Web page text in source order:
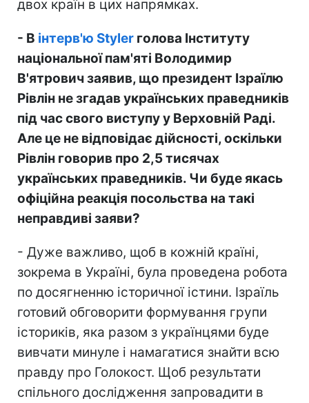
двох країн в цих напрямках.
- В інтерв'ю Styler голова Інституту
національної пам'яті Володимир
В'ятрович заявив, що президент Ізраїлю
Рівлін не згадав українських праведників
під час свого виступу у Верховній Раді.
Але це не відповідає дійсності, оскільки
Рівлін говорив про 2,5 тисячах
українських праведників. Чи буде якась
офіційна реакція посольства на такі
неправдиві заяви?
- Дуже важливо, щоб в кожній країні,
зокрема в Україні, була проведена робота
по досягненню історичної істини. Ізраїль
готовий обговорити формування групи
істориків, яка разом з українцями буде
вивчати минуле і намагатися знайти всю
правду про Голокост. Щоб результати
спільного дослідження запровадити в